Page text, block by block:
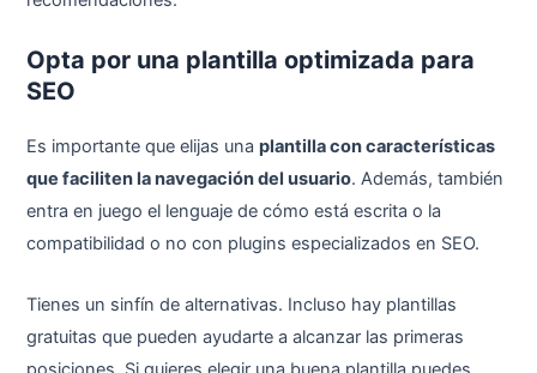
Opta por una plantilla optimizada para
SEO
Es importante que elijas unaplantilla con características
que faciliten la navegación del usuario. Además, también
entra en juego el lenguaje de cómo está escrita o la
compatibilidad o no con plugins especializados en SEO.
Tienes un sinfín de alternativas. Incluso hay plantillas
gratuitas que pueden ayudarte a alcanzar las primeras